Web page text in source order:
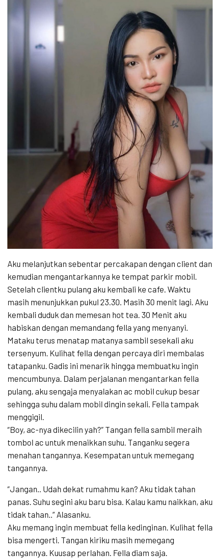
Aku melanjutkan sebentar percakapan dengan client dan
kemudian mengantarkannya ke tempat parkir mobil.
Setelah clientku pulang aku kembali ke cafe. Waktu
masih menunjukkan pukul 23.30. Masih 30 menit lagi. Aku
kembali duduk dan memesan hot tea. 30 Menit aku
habiskan dengan memandang fella yang menyanyi.
Mataku terus menatap matanya sambil sesekali aku
tersenyum. Kulihat fella dengan percaya diri membalas
tatapanku. Gadis ini menarik hingga membuatku ingin
mencumbunya. Dalam perjalanan mengantarkan fella
pulang, aku sengaja menyalakan ac mobil cukup besar
sehingga suhu dalam mobil dingin sekali. Fella tampak
menggigil.
“Boy, ac-nya dikecilin yah?” Tangan fella sambil meraih
tombol ac untuk menaikkan suhu. Tanganku segera
menahan tangannya. Kesempatan untuk memegang
tangannya.
“Jangan.. Udah dekat rumahmu kan? Aku tidak tahan
panas. Suhu segini aku baru bisa. Kalau kamu naikkan, aku
tidak tahan..” Alasanku.
Aku memang ingin membuat fella kedinginan. Kulihat fella
bisa mengerti. Tangan kiriku masih memegang
tangannya. Kuusap perlahan. Fella diam saja.